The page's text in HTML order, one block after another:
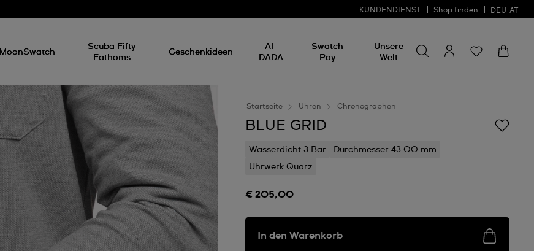
KUNDENDIENST Shop finden DEU AT
MoonSwatch
Scuba Fifty
Fathoms
Geschenkideen
AI-
DADA
Swatch
Pay
Unsere
Welt
etwas
suchen
Startseite Uhren Chronographen
BLUE GRID
Wasserdicht 3 Bar
Durchmesser 43.00 mm
Uhrwerk Quarz
€ 205,00
In den Warenkorb